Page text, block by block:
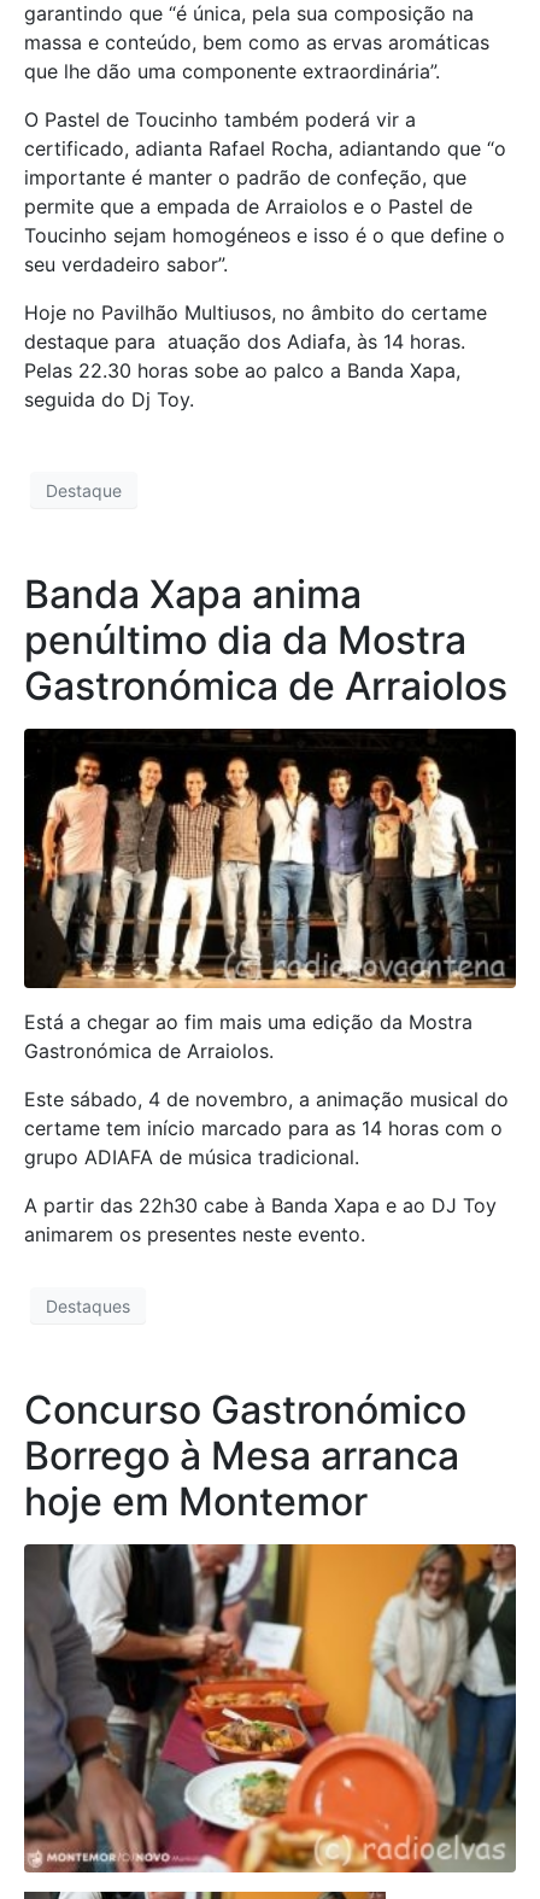
garantindo que “é única, pela sua composição na
massa e conteúdo, bem como as ervas aromáticas
que lhe dão uma componente extraordinária”.
O Pastel de Toucinho também poderá vir a
certificado, adianta Rafael Rocha, adiantando que “o
importante é manter o padrão de confeção, que
permite que a empada de Arraiolos e o Pastel de
Toucinho sejam homogéneos e isso é o que define o
seu verdadeiro sabor”.
Hoje no Pavilhão Multiusos, no âmbito do certame
destaque para atuação dos Adiafa, às 14 horas.
Pelas 22.30 horas sobe ao palco a Banda Xapa,
seguida do Dj Toy.
Destaque
Banda Xapa anima
penúltimo dia da Mostra
Gastronómica de Arraiolos
Está a chegar ao fim mais uma edição da Mostra
Gastronómica de Arraiolos.
Este sábado, 4 de novembro, a animação musical do
certame tem início marcado para as 14 horas com o
grupo ADIAFA de música tradicional.
A partir das 22h30 cabe à Banda Xapa e ao DJ Toy
animarem os presentes neste evento.
Destaques
Concurso Gastronómico
Borrego à Mesa arranca
hoje em Montemor